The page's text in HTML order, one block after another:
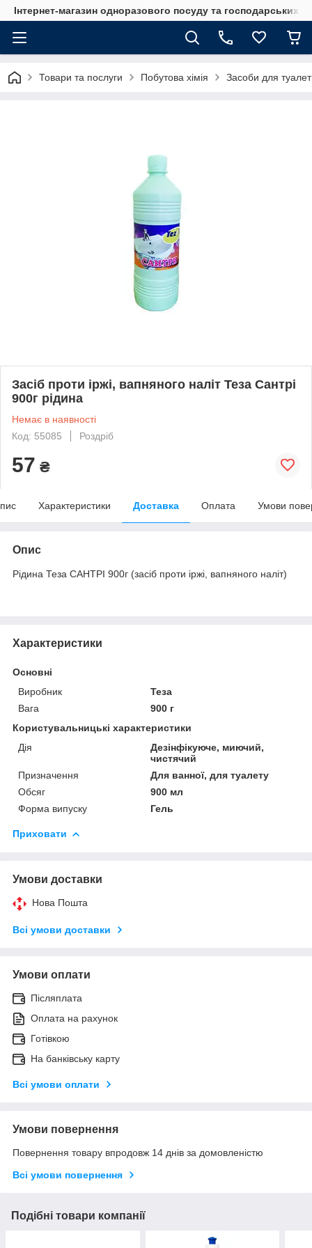
Інтернет-магазин одноразового посуду та господарських
Товари та послуги Побутова хімія Засоби для
Засіб проти іржі, вапняного наліт Теза Сантрі
900г рідина
Немає в наявності
Код: 55085
Роздріб
57 ₴
Характеристики Доставка Оплата Умови
Опис
Рідина Теза САНТРІ 900г (засіб проти іржі, вапняного наліт)
Характеристики
Основні
Виробник
Теза
Вага
900 г
Користувальницькі характеристики
Дія
Дезінфікуюче, миючий,
чистячий
Призначення
Для ванної, для туалету
Обсяг
900 мл
Форма випуску
Гель
Приховати
Умови доставки
Нова Пошта
Всі умови доставки
Умови оплати
Післяплата
Оплата на рахунок
Готівкою
На банківську карту
Всі умови оплати
Умови повернення
Повернення товару впродовж 14 днів за домовленістю
Всі умови повернення
Подібні товари компанії